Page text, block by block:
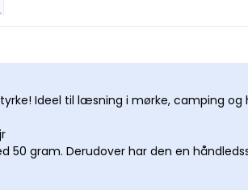
til smartphone
og Prismer
stjernekikkert
Ideel til læsning i mørke, camping og
50 gram. Derudover har den en